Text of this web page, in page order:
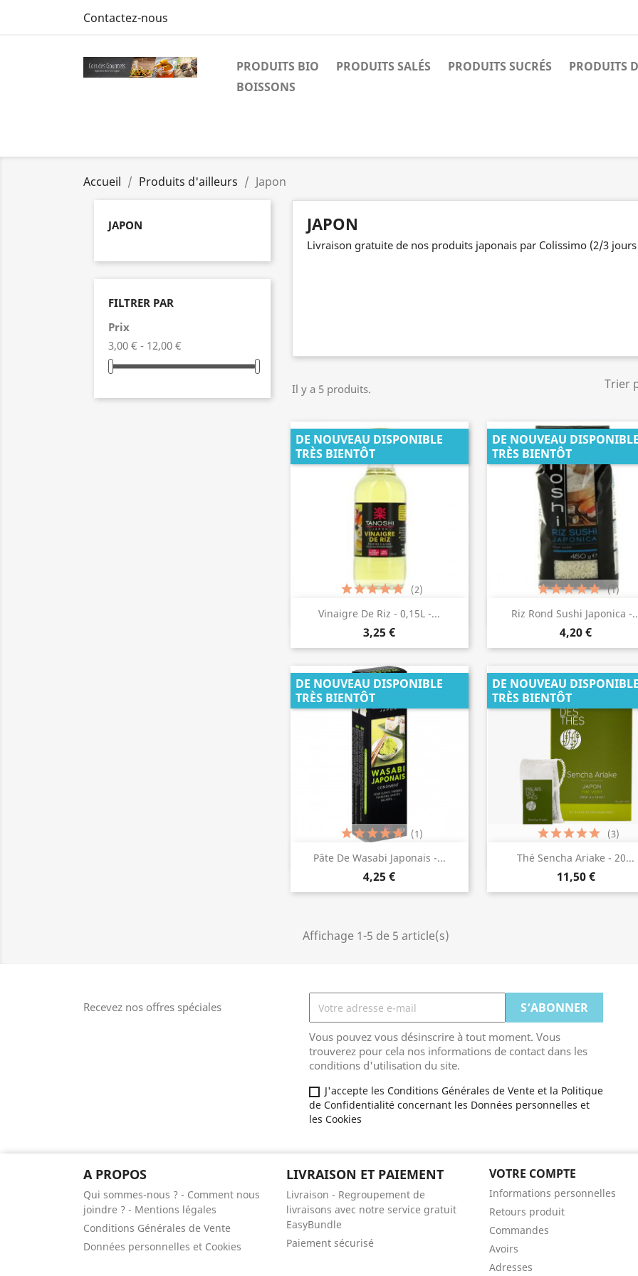
Contactez-nous
PRODUITS BIO PRODUITS SALÉS PRODUITS SUCRÉS
PRODUITS
BOISSONS
Accueil Produits d'ailleurs Japon
JAPON
FILTRER PAR
Prix
3,00 € - 12,00 €
JAPON
Livraison gratuite de nos produits japonais par Colissimo (2/3
Il y a 5 produits. Trier
Vinaigre De Riz - 0,15L -...
3,25 €
(2)
DE NOUVEAU DISPONIBLE
TRÈS BIENTÔT
Aperçu rapide Riz Rond Sushi Japonica -
4,20 €
(1)
DE NOUVEAU
TRÈS BIENTÔT
Aperçu rapide
Pâte De Wasabi Japonais -...
4,25 €
(1)
DE NOUVEAU DISPONIBLE
TRÈS BIENTÔT
Aperçu rapide Thé Sencha Ariake - 20...
11,50 €
(3)
DE NOUVEAU
TRÈS BIENTÔT
Aperçu rapide
Affichage 1-5 de 5 article(s)
Recevez nos offres spéciales
Vous pouvez vous désinscrire à tout moment. Vous
trouverez pour cela nos informations de contact dans les
conditions d'utilisation du site.
J'accepte les Conditions Générales de Vente et la Politique
de Confidentialité concernant les Données personnelles et
les Cookies
A PROPOS
Qui sommes-nous ? - Comment nous
joindre ? - Mentions légales
Conditions Générales de Vente
Données personnelles et Cookies
LIVRAISON ET PAIEMENT
Livraison - Regroupement de
livraisons avec notre service gratuit
EasyBundle
Paiement sécurisé
VOTRE COMPTE
Informations personnelles
Retours produit
Commandes
Avoirs
Adresses